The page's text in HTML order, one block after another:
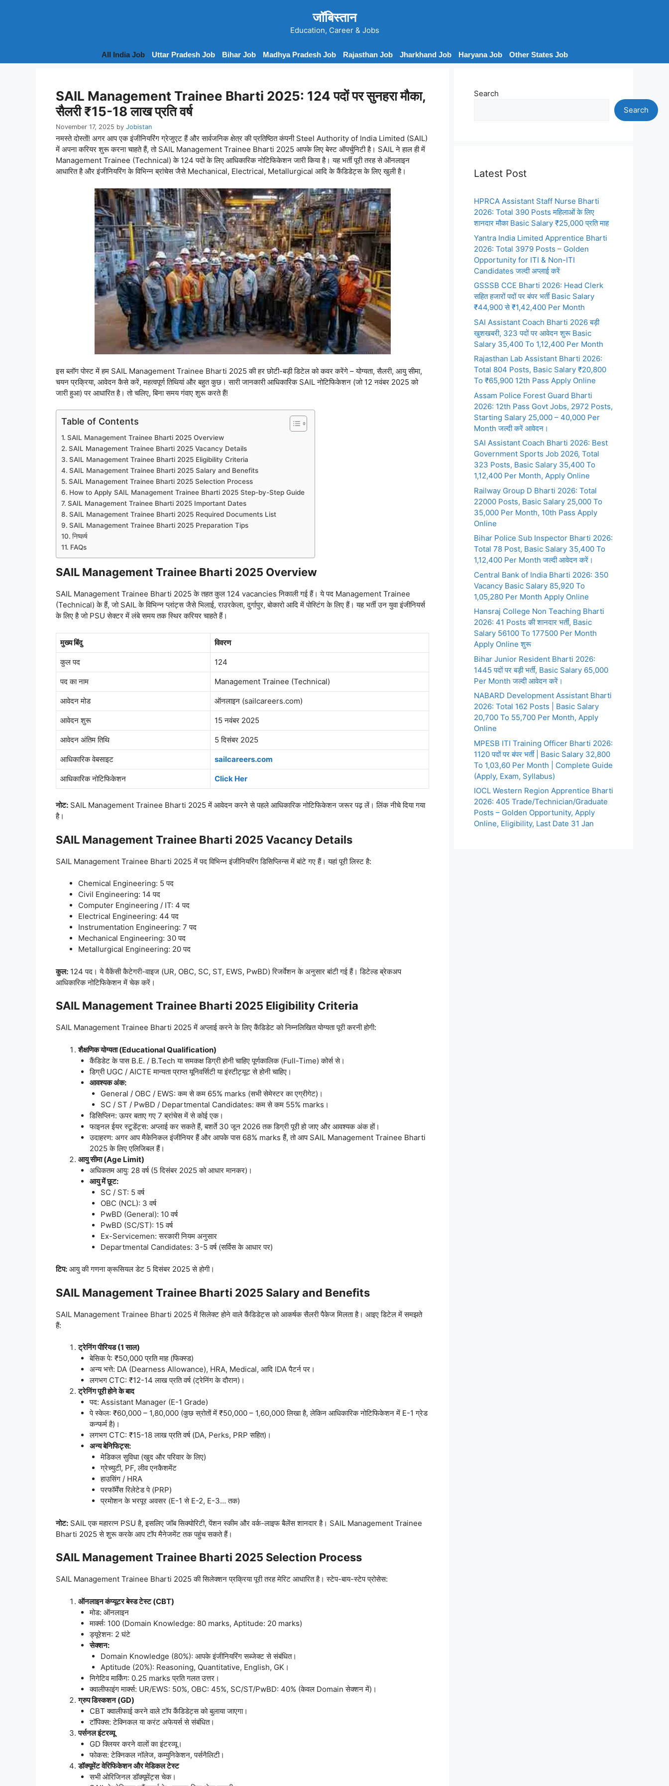
जॉबिस्तान
Education, Career & Jobs
All India Job Uttar Pradesh Job Bihar Job Madhya Pradesh Job Rajasthan Job Jharkhand Job Haryana Job Other States Job
SAIL Management Trainee Bharti 2025: 124 पदों पर सुनहरा मौका,
सैलरी ₹15-18 लाख प्रति वर्ष
November 17, 2025 by Jobistan
नमस्ते दोस्तों! अगर आप एक इंजीनियरिंग ग्रेजुएट हैं और सार्वजनिक क्षेत्र की प्रतिष्ठित कंपनी Steel Authority of India Limited (SAIL)
में अपना करियर शुरू करना चाहते हैं, तो SAIL Management Trainee Bharti 2025 आपके लिए बेस्ट ऑपर्चुनिटी है। SAIL ने हाल ही में
Management Trainee (Technical) के 124 पदों के लिए आधिकारिक नोटिफिकेशन जारी किया है। यह भर्ती पूरी तरह से ऑनलाइन
आधारित है और इंजीनियरिंग के विभिन्न ब्रांचेस जैसे Mechanical, Electrical, Metallurgical आदि के कैंडिडेट्स के लिए खुली है।
इस ब्लॉग पोस्ट में हम SAIL Management Trainee Bharti 2025 की हर छोटी-बड़ी डिटेल को कवर करेंगे – योग्यता, सैलरी, आयु सीमा,
चयन प्रक्रिया, आवेदन कैसे करें, महत्वपूर्ण तिथियां और बहुत कुछ। सारी जानकारी आधिकारिक SAIL नोटिफिकेशन (जो 12 नवंबर 2025 को
जारी हुआ) पर आधारित है। तो चलिए, बिना समय गंवाए शुरू करते हैं!
Table of Contents
SAIL Management Trainee Bharti 2025 Overview
SAIL Management Trainee Bharti 2025 Vacancy Details
SAIL Management Trainee Bharti 2025 Eligibility Criteria
SAIL Management Trainee Bharti 2025 Salary and Benefits
SAIL Management Trainee Bharti 2025 Selection Process
How to Apply SAIL Management Trainee Bharti 2025 Step-by-Step Guide
SAIL Management Trainee Bharti 2025 Important Dates
SAIL Management Trainee Bharti 2025 Required Documents List
SAIL Management Trainee Bharti 2025 Preparation Tips
निष्कर्ष
FAQs
SAIL Management Trainee Bharti 2025 Overview
SAIL Management Trainee Bharti 2025 के तहत कुल 124 vacancies निकाली गई हैं। ये पद Management Trainee
(Technical) के हैं, जो SAIL के विभिन्न प्लांट्स जैसे भिलाई, राउरकेला, दुर्गापुर, बोकारो आदि में पोस्टिंग के लिए हैं। यह भर्ती उन युवा इंजीनियर्स
के लिए है जो PSU सेक्टर में लंबे समय तक स्थिर करियर चाहते हैं।
मुख्य बिंदु विवरण
कुल पद 124
पद का नाम Management Trainee (Technical)
आवेदन मोड ऑनलाइन (sailcareers.com)
आवेदन शुरू 15 नवंबर 2025
आवेदन अंतिम तिथि 5 दिसंबर 2025
आधिकारिक वेबसाइट sailcareers.com
आधिकारिक नोटिफिकेशन Click Her
नोट: SAIL Management Trainee Bharti 2025 में आवेदन करने से पहले आधिकारिक नोटिफिकेशन जरूर पढ़ लें। लिंक नीचे दिया गया
है।
SAIL Management Trainee Bharti 2025 Vacancy Details
SAIL Management Trainee Bharti 2025 में पद विभिन्न इंजीनियरिंग डिसिप्लिन्स में बांटे गए हैं। यहां पूरी लिस्ट है:
Chemical Engineering: 5 पद
Civil Engineering: 14 पद
Computer Engineering / IT: 4 पद
Electrical Engineering: 44 पद
Instrumentation Engineering: 7 पद
Mechanical Engineering: 30 पद
Metallurgical Engineering: 20 पद
कुल: 124 पद। ये वैकेंसी कैटेगरी-वाइज (UR, OBC, SC, ST, EWS, PwBD) रिजर्वेशन के अनुसार बांटी गई हैं। डिटेल्ड ब्रेकअप
आधिकारिक नोटिफिकेशन में चेक करें।
SAIL Management Trainee Bharti 2025 Eligibility Criteria
SAIL Management Trainee Bharti 2025 में अप्लाई करने के लिए कैंडिडेट को निम्नलिखित योग्यता पूरी करनी होगी:
शैक्षणिक योग्यता (Educational Qualification)
कैंडिडेट के पास B.E. / B.Tech या समकक्ष डिग्री होनी चाहिए पूर्णकालिक (Full-Time) कोर्स से।
डिग्री UGC / AICTE मान्यता प्राप्त यूनिवर्सिटी या इंस्टीट्यूट से होनी चाहिए।
आवश्यक अंक:
General / OBC / EWS: कम से कम 65% marks (सभी सेमेस्टर का एग्रीगेट)।
SC / ST / PwBD / Departmental Candidates: कम से कम 55% marks।
डिसिप्लिन: ऊपर बताए गए 7 ब्रांचेस में से कोई एक।
फाइनल ईयर स्टूडेंट्स: अप्लाई कर सकते हैं, बशर्ते 30 जून 2026 तक डिग्री पूरी हो जाए और आवश्यक अंक हों।
उदाहरण: अगर आप मैकेनिकल इंजीनियर हैं और आपके पास 68% marks हैं, तो आप SAIL Management Trainee Bharti
2025 के लिए एलिजिबल हैं।
आयु सीमा (Age Limit)
अधिकतम आयु: 28 वर्ष (5 दिसंबर 2025 को आधार मानकर)।
आयु में छूट:
SC / ST: 5 वर्ष
OBC (NCL): 3 वर्ष
PwBD (General): 10 वर्ष
PwBD (SC/ST): 15 वर्ष
Ex-Servicemen: सरकारी नियम अनुसार
Departmental Candidates: 3-5 वर्ष (सर्विस के आधार पर)
टिप: आयु की गणना क्रूसियल डेट 5 दिसंबर 2025 से होगी।
SAIL Management Trainee Bharti 2025 Salary and Benefits
SAIL Management Trainee Bharti 2025 में सिलेक्ट होने वाले कैंडिडेट्स को आकर्षक सैलरी पैकेज मिलता है। आइए डिटेल में समझते
हैं:
ट्रेनिंग पीरियड (1 साल)
बेसिक पे: ₹50,000 प्रति माह (फिक्स्ड)
अन्य भत्ते: DA (Dearness Allowance), HRA, Medical, आदि IDA पैटर्न पर।
लगभग CTC: ₹12-14 लाख प्रति वर्ष (ट्रेनिंग के दौरान)।
ट्रेनिंग पूरी होने के बाद
पद: Assistant Manager (E-1 Grade)
पे स्केल: ₹60,000 – 1,80,000 (कुछ स्रोतों में ₹50,000 – 1,60,000 लिखा है, लेकिन आधिकारिक नोटिफिकेशन में E-1 ग्रेड
कन्फर्म है)।
लगभग CTC: ₹15-18 लाख प्रति वर्ष (DA, Perks, PRP सहित)।
अन्य बेनिफिट्स:
मेडिकल सुविधा (खुद और परिवार के लिए)
ग्रेच्युटी, PF, लीव एनकैशमेंट
हाउसिंग / HRA
परफॉर्मेंस रिलेटेड पे (PRP)
प्रमोशन के भरपूर अवसर (E-1 से E-2, E-3… तक)
नोट: SAIL एक महारत्न PSU है, इसलिए जॉब सिक्योरिटी, पेंशन स्कीम और वर्क-लाइफ बैलेंस शानदार है। SAIL Management Trainee
Bharti 2025 से शुरू करके आप टॉप मैनेजमेंट तक पहुंच सकते हैं।
SAIL Management Trainee Bharti 2025 Selection Process
SAIL Management Trainee Bharti 2025 की सिलेक्शन प्रक्रिया पूरी तरह मेरिट आधारित है। स्टेप-बाय-स्टेप प्रोसेस:
ऑनलाइन कंप्यूटर बेस्ड टेस्ट (CBT)
मोड: ऑनलाइन
मार्क्स: 100 (Domain Knowledge: 80 marks, Aptitude: 20 marks)
ड्यूरेशन: 2 घंटे
सेक्शन:
Domain Knowledge (80%): आपके इंजीनियरिंग सब्जेक्ट से संबंधित।
Aptitude (20%): Reasoning, Quantitative, English, GK।
निगेटिव मार्किंग: 0.25 marks प्रति गलत उत्तर।
क्वालीफाइंग मार्क्स: UR/EWS: 50%, OBC: 45%, SC/ST/PwBD: 40% (केवल Domain सेक्शन में)।
ग्रुप डिस्कशन (GD)
CBT क्वालीफाई करने वाले टॉप कैंडिडेट्स को बुलाया जाएगा।
टॉपिक्स: टेक्निकल या करंट अफेयर्स से संबंधित।
पर्सनल इंटरव्यू
GD क्लियर करने वालों का इंटरव्यू।
फोकस: टेक्निकल नॉलेज, कम्युनिकेशन, पर्सनैलिटी।
डॉक्यूमेंट वेरिफिकेशन और मेडिकल टेस्ट
सभी ओरिजिनल डॉक्यूमेंट्स चेक।
Search
Search
Latest Post
HPRCA Assistant Staff Nurse Bharti
2026: Total 390 Posts महिलाओं के लिए
शानदार मौका Basic Salary ₹25,000 प्रति माह
Yantra India Limited Apprentice Bharti
2026: Total 3979 Posts – Golden
Opportunity for ITI & Non-ITI
Candidates जल्दी अप्लाई करें
GSSSB CCE Bharti 2026: Head Clerk
सहित हजारों पदों पर बंपर भर्ती Basic Salary
₹44,900 से ₹1,42,400 Per Month
SAI Assistant Coach Bharti 2026 बड़ी
खुशखबरी, 323 पदों पर आवेदन शुरू Basic
Salary 35,400 To 1,12,400 Per Month
Rajasthan Lab Assistant Bharti 2026:
Total 804 Posts, Basic Salary ₹20,800
To ₹65,900 12th Pass Apply Online
Assam Police Forest Guard Bharti
2026: 12th Pass Govt Jobs, 2972 Posts,
Starting Salary 25,000 – 40,000 Per
Month जल्दी करें आवेदन।
SAI Assistant Coach Bharti 2026: Best
Government Sports Job 2026, Total
323 Posts, Basic Salary 35,400 To
1,12,400 Per Month, Apply Online
Railway Group D Bharti 2026: Total
22000 Posts, Basic Salary 25,000 To
35,000 Per Month, 10th Pass Apply
Online
Bihar Police Sub Inspector Bharti 2026:
Total 78 Post, Basic Salary 35,400 To
1,12,400 Per Month जल्दी आवेदन करें।
Central Bank of India Bharti 2026: 350
Vacancy Basic Salary 85,920 To
1,05,280 Per Month Apply Online
Hansraj College Non Teaching Bharti
2026: 41 Posts की शानदार भर्ती, Basic
Salary 56100 To 177500 Per Month
Apply Online शुरू
Bihar Junior Resident Bharti 2026:
1445 पदों पर बड़ी भर्ती, Basic Salary 65,000
Per Month जल्दी आवेदन करें।
NABARD Development Assistant Bharti
2026: Total 162 Posts | Basic Salary
20,700 To 55,700 Per Month, Apply
Online
MPESB ITI Training Officer Bharti 2026:
1120 पदों पर बंपर भर्ती | Basic Salary 32,800
To 1,03,60 Per Month | Complete Guide
(Apply, Exam, Syllabus)
IOCL Western Region Apprentice Bharti
2026: 405 Trade/Technician/Graduate
Posts – Golden Opportunity, Apply
Online, Eligibility, Last Date 31 Jan